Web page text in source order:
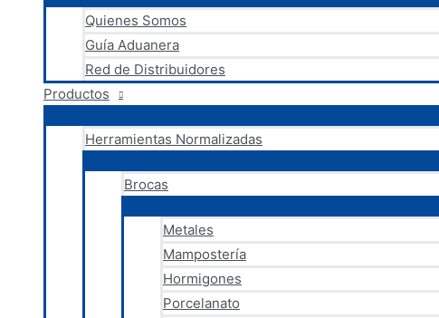
Quienes Somos
Guía Aduanera
Red de Distribuidores
Productos
Herramientas Normalizadas
Brocas
Metales
Mampostería
Hormigones
Porcelanato